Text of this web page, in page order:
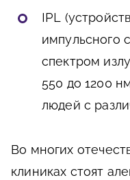
IPL
импульсного
спектром
550 до 1200
людей с
Во многих
клиниках стоят